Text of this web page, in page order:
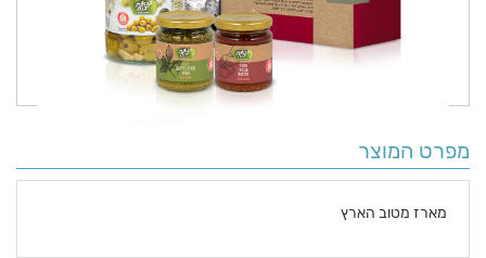
מפרט המוצר
מארז מטוב הארץ